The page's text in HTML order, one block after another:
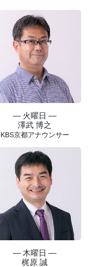
― 火曜日 ―
澤武 博之
KBS京都アナウンサー
― 木曜日 ―
梶原 誠